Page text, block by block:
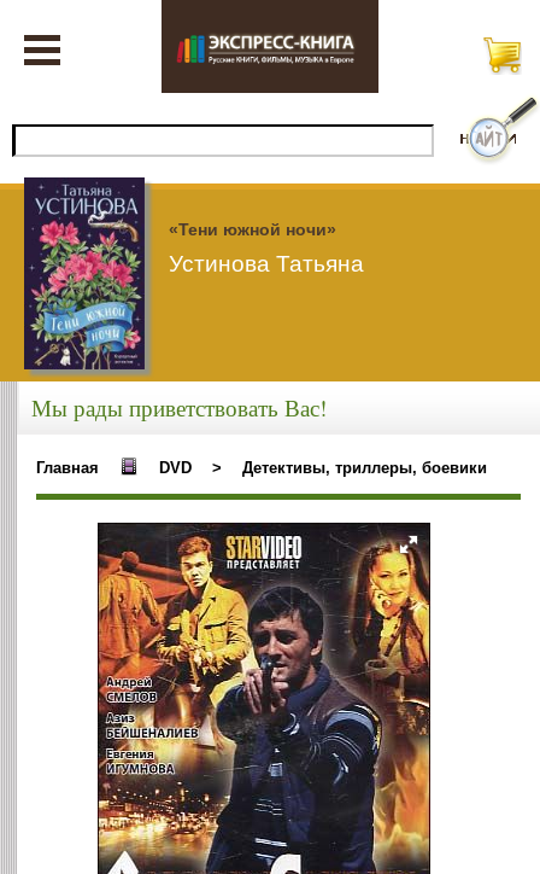
«Тени южной ночи»
Устинова Татьяна
Мы рады приветствовать Вас!
Главная DVD > Детективы, триллеры, боевики